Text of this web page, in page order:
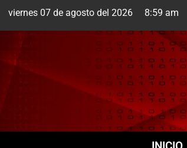
viernes 07 de agosto del 2026 8:59 am
Cuernavaca